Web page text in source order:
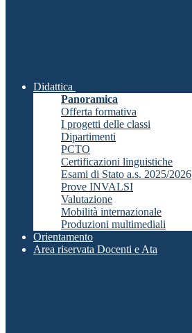
Didattica
Panoramica
Offerta formativa
I progetti delle classi
Dipartimenti
PCTO
Certificazioni linguistiche
Esami di Stato a.s. 2025/2026
Prove INVALSI
Valutazione
Mobilità internazionale
Produzioni multimediali
Orientamento
Area riservata Docenti e Ata